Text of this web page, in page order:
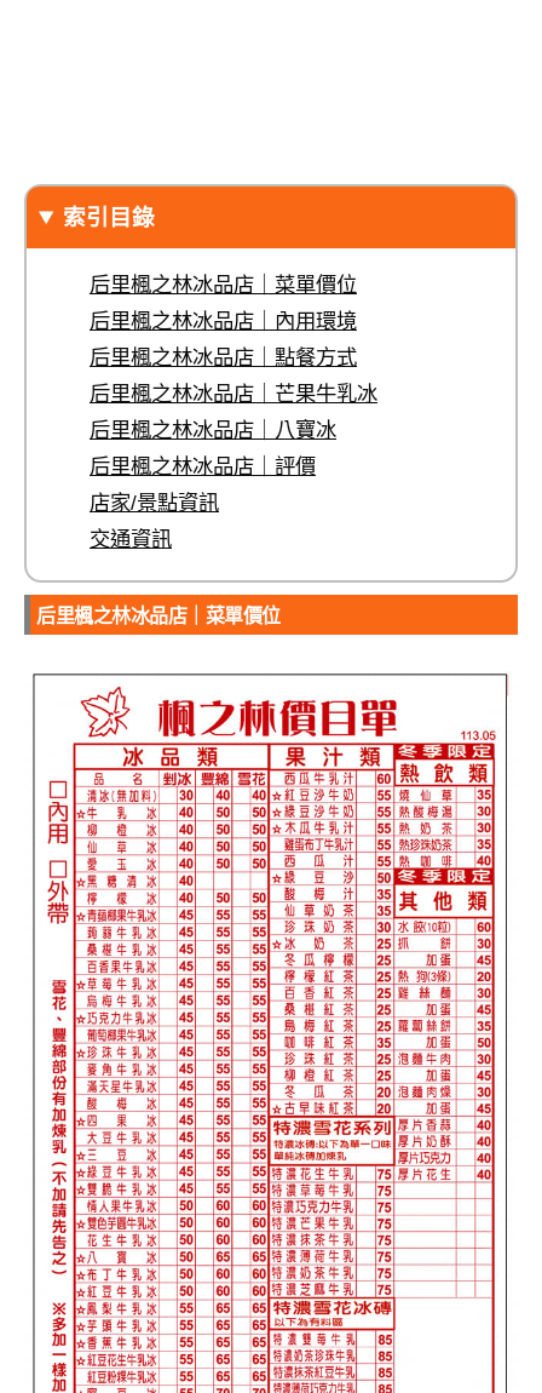
索引目錄
后里楓之林冰品店｜菜單價位
后里楓之林冰品店｜內用環境
后里楓之林冰品店｜點餐方式
后里楓之林冰品店｜芒果牛乳冰
后里楓之林冰品店｜八寶冰
后里楓之林冰品店｜評價
店家/景點資訊
交通資訊
后里楓之林冰品店｜菜單價位